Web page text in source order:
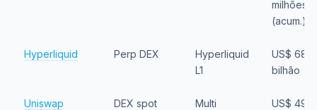
milhões
(acum.)
Hyperliquid Perp DEX
Hyperliquid
L1
US$
bilhão
Uniswap DEX spot
Multi
US$ 498